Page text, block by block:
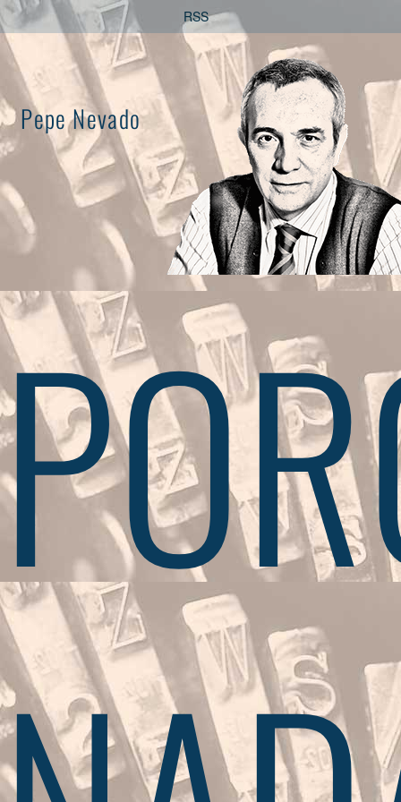
Saltar
al
contenido
RSS
Pepe Nevado